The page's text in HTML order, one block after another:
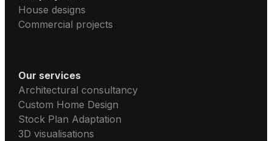
House designs
Commercial projects
Our services
Architectural consultancy
Custom Home Design
Stock Plan Adaptation
3D visualisations